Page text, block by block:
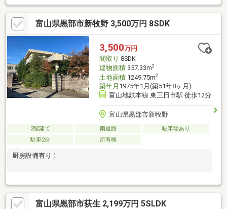
富山県黒部市新牧野 3,500万円 8SDK
3,500万円
間取り 8SDK
建物面積357.33m2
土地面積1249.75m2
築年月 1975年1月(築51年8ヶ月)
富山地鉄本線 東三日市駅 徒歩12分
富山県黒部市新牧野
2階建て 南道路
駐車場あり
駐車2台
所有権
厨房設備有り！
富山県黒部市荻生 2,199万円 5SLDK